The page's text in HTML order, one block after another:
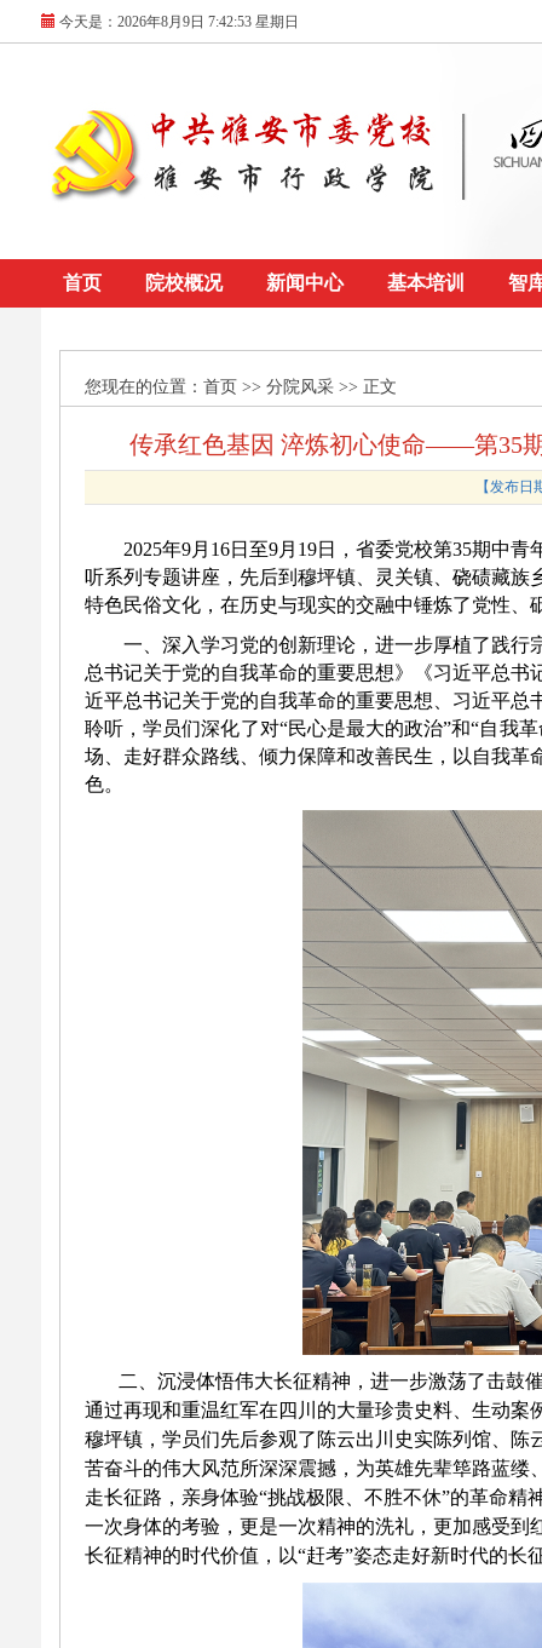
今天是： 2026年8月9日 7:42:53 星期日
首页 院校概况 新闻中心 基本培训 智
您现在的位置： 首页 >> 分院风采 >> 正文
传承红色基因 淬炼初心使命——第35
【发布日
2025年9月16日至9月19日，省委党校第35期中
听系列专题讲座，先后到穆坪镇、灵关镇、硗碛藏
特色民俗文化，在历史与现实的交融中锤炼了党性
一、深入学习党的创新理论，进一步厚植了践
总书记关于党的自我革命的重要思想》《习近平总
近平总书记关于党的自我革命的重要思想、习近平
聆听，学员们深化了对“民心是最大的政治”和“自我
场、走好群众路线、倾力保障和改善民生，以自我
色。
二、沉浸体悟伟大长征精神，进一步激荡了击鼓
通过再现和重温红军在四川的大量珍贵史料、生动
穆坪镇，学员们先后参观了陈云出川史实陈列馆、
苦奋斗的伟大风范所深深震撼，为英雄先辈筚路蓝
走长征路，亲身体验“挑战极限、不胜不休”的革命
一次身体的考验，更是一次精神的洗礼，更加感受
长征精神的时代价值，以“赶考”姿态走好新时代的长